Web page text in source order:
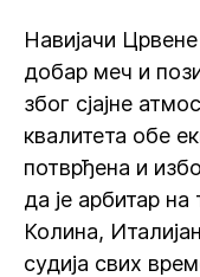
Навијачи
добар меч и
због сјајне
квалитета обе
потврђена и
да је арбитар
Колина,
судија свих